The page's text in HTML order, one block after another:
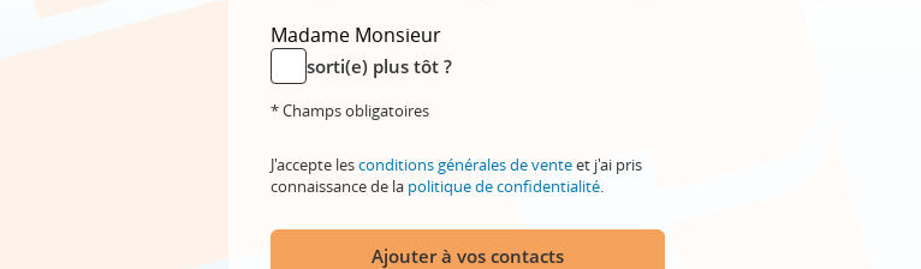
Madame Monsieur
sorti(e) plus tôt ?
* Champs obligatoires
J'accepte lesconditions générales de venteet j'ai pris
connaissance de la politique de confidentialité.
Ajouter à vos contacts